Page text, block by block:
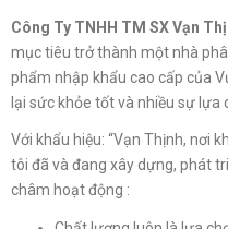
Công Ty TNHH TM SX Vạn
mục tiêu trở thành một nhà
phẩm nhập khẩu cao cấp của
lại sức khỏe tốt và nhiều sự lựa
Với khẩu hiệu: “Vạn Thịnh, nơi
tôi đã và đang xây dựng, phát
châm hoạt động :